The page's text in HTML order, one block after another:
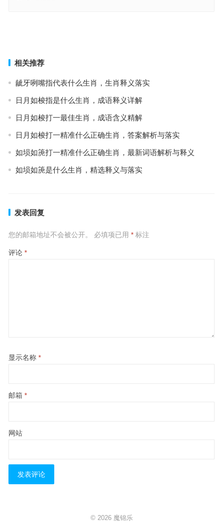
相关推荐
龇牙咧嘴指代表什么生肖，生肖释义落实
日月如梭指是什么生肖，成语释义详解
日月如梭打一最佳生肖，成语含义精解
日月如梭打一精准什么正确生肖，答案解析与落实
如埙如箎打一精准什么正确生肖，最新词语解析与释义
如埙如箎是什么生肖，精选释义与落实
发表回复
您的邮箱地址不会被公开。 必填项已用 *标注
评论 *
显示名称 *
邮箱 *
网站
© 2026 魔锦乐